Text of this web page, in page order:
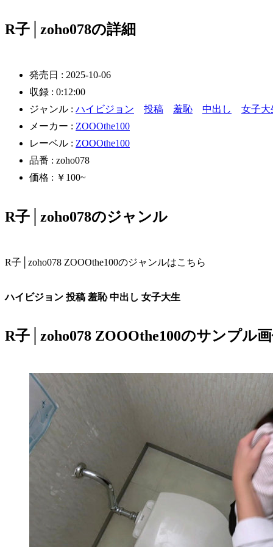
R子│zoho078の詳細
発売日 : 2025-10-06
収録 : 0:12:00
ジャンル : ハイビジョン 投稿 羞恥 中出し
女子大
メーカー : ZOOOthe100
レーベル : ZOOOthe100
品番 : zoho078
価格 : ￥100~
R子│zoho078のジャンル
R子│zoho078 ZOOOthe100のジャンルはこちら
ハイビジョン 投稿 羞恥 中出し 女子大生
R子│zoho078 ZOOOthe100のサンプル